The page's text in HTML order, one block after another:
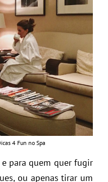
4 Fun no Spa
para quem quer fugir
ou apenas tirar um